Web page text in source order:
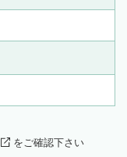
をご確認下さい